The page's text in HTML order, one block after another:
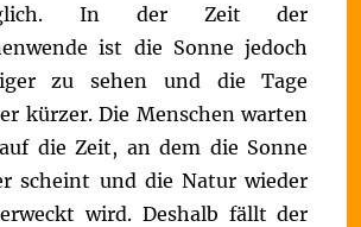
In der Zeit der
ist die Sonne jedoch
zu sehen und die Tage
kürzer. Die Menschen warten
die Zeit, an dem die Sonne
scheint und die Natur wieder
wird. Deshalb fällt der